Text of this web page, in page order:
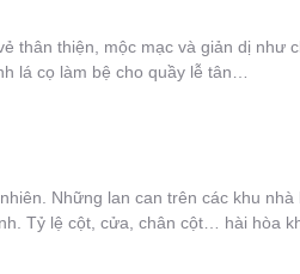
thân thiện, mộc mạc và giản dị như
lá cọ làm bệ cho quầy lễ tân…
Những lan can trên các khu nhà
Tỷ lệ cột, cửa, chân cột… hài hòa